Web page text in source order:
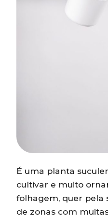
É uma planta
cultivar e muito
folhagem, quer pela
de zonas com